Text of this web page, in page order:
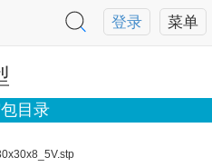
菜单
登录
目录